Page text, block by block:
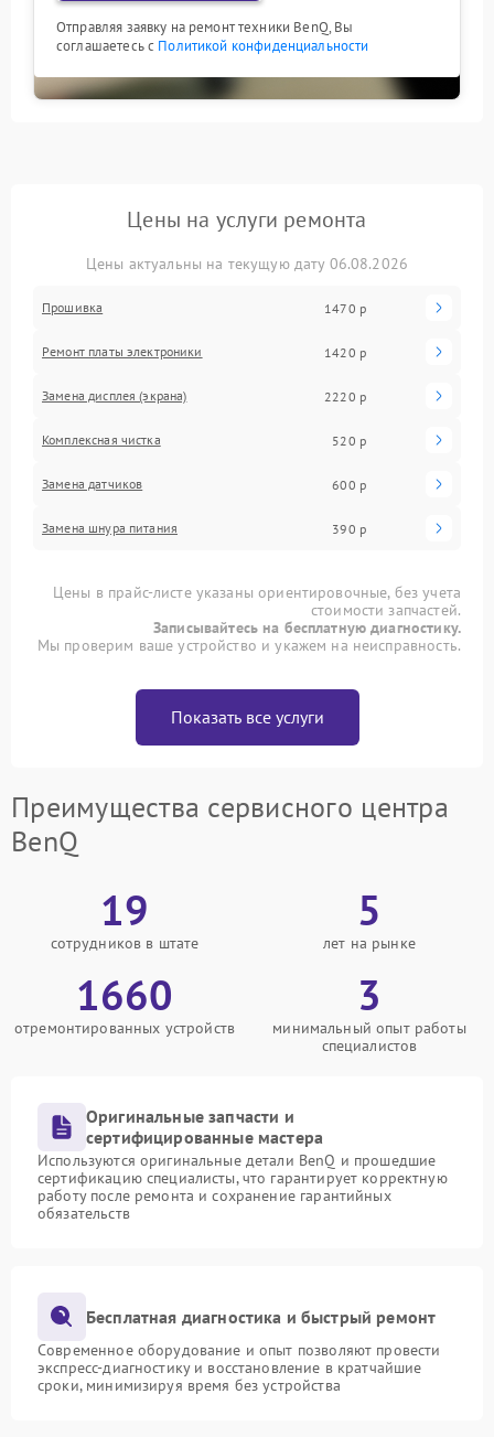
Отправляя заявку на ремонт техники BenQ, Вы
соглашаетесь с Политикой конфиденциальности
Цены на услуги ремонта
Цены актуальны на текущую дату 06.08.2026
Прошивка 1470 р
Ремонт платы электроники 1420 р
Замена дисплея (экрана) 2220 р
Комплексная чистка 520 р
Замена датчиков 600 р
Замена шнура питания 390 р
Цены в прайс-листе указаны ориентировочные, без учета
стоимости запчастей.
Записывайтесь на бесплатную диагностику.
Мы проверим ваше устройство и укажем на неисправность.
Показать все услуги
Преимущества сервисного центра
BenQ
19
сотрудников в штате
5
лет на рынке
1660
отремонтированных устройств
3
минимальный опыт работы
специалистов
Оригинальные запчасти и
сертифицированные мастера
Используются оригинальные детали BenQ и прошедшие
сертификацию специалисты, что гарантирует корректную
работу после ремонта и сохранение гарантийных
обязательств
Бесплатная диагностика и быстрый ремонт
Современное оборудование и опыт позволяют провести
экспресс-диагностику и восстановление в кратчайшие
сроки, минимизируя время без устройства